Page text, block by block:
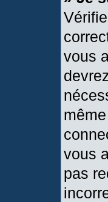
vous
vous
pas